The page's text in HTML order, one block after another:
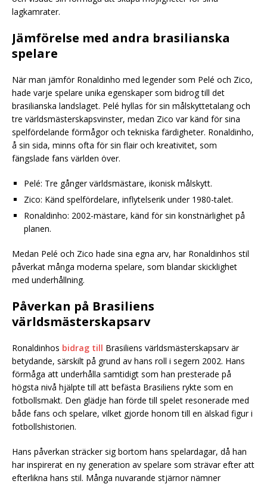
lagkamrater.
Jämförelse med andra brasilianska
spelare
När man jämför Ronaldinho med legender som Pelé och Zico,
hade varje spelare unika egenskaper som bidrog till det
brasilianska landslaget. Pelé hyllas för sin målskyttetalang och
tre världsmästerskapsvinster, medan Zico var känd för sina
spelfördelande förmågor och tekniska färdigheter. Ronaldinho,
å sin sida, minns ofta för sin flair och kreativitet, som
fängslade fans världen över.
Pelé: Tre gånger världsmästare, ikonisk målskytt.
Zico: Känd spelfördelare, inflytelserik under 1980-talet.
Ronaldinho: 2002-mästare, känd för sin konstnärlighet på
planen.
Medan Pelé och Zico hade sina egna arv, har Ronaldinhos stil
påverkat många moderna spelare, som blandar skicklighet
med underhållning.
Påverkan på Brasiliens
världsmästerskapsarv
Ronaldinhos bidrag till Brasiliens världsmästerskapsarv är
betydande, särskilt på grund av hans roll i segern 2002. Hans
förmåga att underhålla samtidigt som han presterade på
högsta nivå hjälpte till att befästa Brasiliens rykte som en
fotbollsmakt. Den glädje han förde till spelet resonerade med
både fans och spelare, vilket gjorde honom till en älskad figur i
fotbollshistorien.
Hans påverkan sträcker sig bortom hans spelardagar, då han
har inspirerat en ny generation av spelare som strävar efter att
efterlikna hans stil. Många nuvarande stjärnor nämner